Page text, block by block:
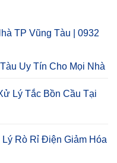
TP Vũng Tàu | 0932
Uy Tín Cho Mọi Nhà
Lý Tắc Bồn Cầu Tại
Rò Rỉ Điện Giảm Hóa